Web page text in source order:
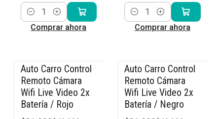
Cantidad
Comprar ahora
Cantidad
Comprar ahora
-36% OFF
Auto Carro Control
Remoto Cámara
Wifi Live Video 2x
Batería / Rojo
-36% OFF
Auto Carro Control
Remoto Cámara
Wifi Live Video 2x
Batería / Negro